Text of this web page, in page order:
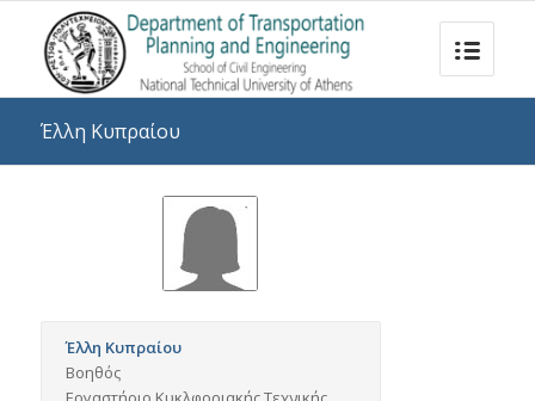
Έλλη Κυπραίου
Έλλη Κυπραίου
Βοηθός